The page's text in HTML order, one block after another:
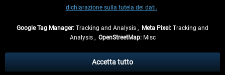
eventualmente le spese di spedizione, se non diversamente descritto.
** Riguarda le spedizioni al di fuori della Germania, i tempi di consegna per le
dichiarazione sulla tutela dei dati.
Google Tag Manager: Tracking and Analysis , Meta Pixel: Tracking and
Analysis , OpenStreetMap:Misc
Accetta tutto